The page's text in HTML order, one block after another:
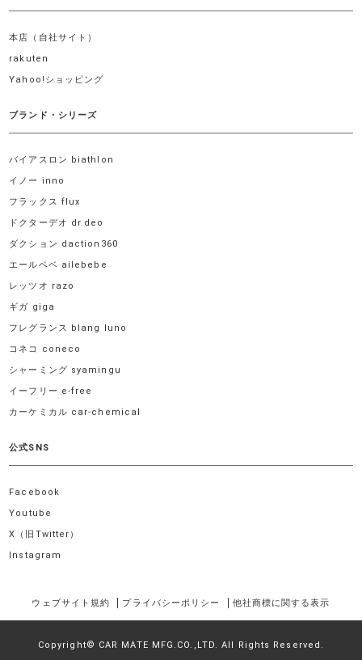
本店（自社サイト）
rakuten
Yahoo!ショッピング
ブランド・シリーズ
バイアスロン biathlon
イノー inno
フラックス flux
ドクターデオ dr.deo
ダクション daction360
エールベベ ailebebe
レッツオ razo
ギガ giga
フレグランス blang luno
コネコ coneco
シャーミング syamingu
イーフリー e-free
カーケミカル car-chemical
公式SNS
Facebook
Youtube
X（旧Twitter）
Instagram
ウェブサイト規約 プライバシーポリシー 他社商標に関する表示
Copyright© CAR MATE MFG.CO.,LTD. All Rights Reserved.